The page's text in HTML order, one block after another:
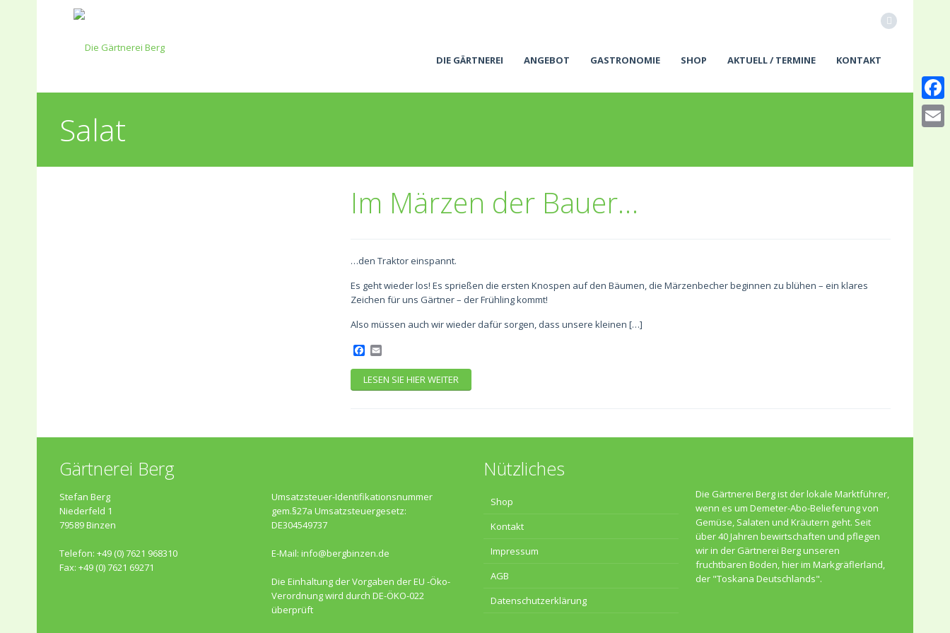
DIE GÄRTNEREI ANGEBOT GASTRONOMIE SHOP AKTUELL / TERMINE KONTAKT
Salat
Im Märzen der Bauer…
…den Traktor einspannt.
Es geht wieder los! Es sprießen die ersten Knospen auf den Bäumen, die Märzenbecher beginnen zu blühen – ein klares
Zeichen für uns Gärtner – der Frühling kommt!
Also müssen auch wir wieder dafür sorgen, dass unsere kleinen […]
Facebook
Email
LESEN SIE HIER WEITER
Gärtnerei Berg
Stefan Berg
Niederfeld 1
79589 Binzen
Telefon: +49 (0) 7621 968310
Fax: +49 (0) 7621 69271
Umsatzsteuer-Identifikationsnummer
gem.§27a Umsatzsteuergesetz:
DE304549737
E-Mail: info@bergbinzen.de
Die Einhaltung der Vorgaben der EU -Öko-
Verordnung wird durch DE-ÖKO-022
überprüft
Nützliches
Shop
Kontakt
Impressum
AGB
Datenschutzerklärung
Die Gärtnerei Berg ist der lokale Marktführer,
wenn es um Demeter-Abo-Belieferung von
Gemüse, Salaten und Kräutern geht. Seit
über 40 Jahren bewirtschaften und pflegen
wir in der Gärtnerei Berg unseren
fruchtbaren Boden, hier im Markgräflerland,
der "Toskana Deutschlands".